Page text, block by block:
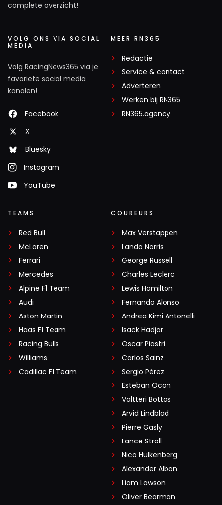
complete overzicht!
VOLG ONS VIA SOCIAL
MEDIA
Volg RacingNews365 via je
favoriete social media
kanalen!
Facebook
X
Bluesky
Instagram
YouTube
MEER RN365
Redactie
Service & contact
Adverteren
Werken bij RN365
RN365.agency
TEAMS
Red Bull
McLaren
Ferrari
Mercedes
Alpine F1 Team
Audi
Aston Martin
Haas F1 Team
Racing Bulls
Williams
Cadillac F1 Team
COUREURS
Max Verstappen
Lando Norris
George Russell
Charles Leclerc
Lewis Hamilton
Fernando Alonso
Andrea Kimi Antonelli
Isack Hadjar
Oscar Piastri
Carlos Sainz
Sergio Pérez
Esteban Ocon
Valtteri Bottas
Arvid Lindblad
Pierre Gasly
Lance Stroll
Nico Hülkenberg
Alexander Albon
Liam Lawson
Oliver Bearman